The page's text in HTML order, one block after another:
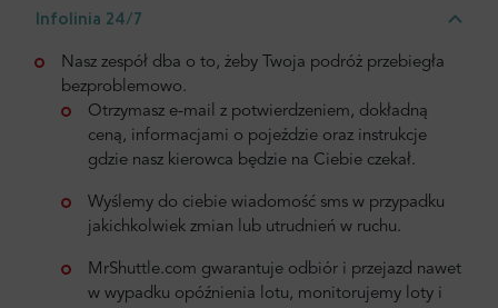
Infolinia 24/7
Nasz zespół dba o to, żeby Twoja podróż przebiegła
bezproblemowo.
Otrzymasz e-mail z potwierdzeniem, dokładną
ceną, informacjami o pojeździe oraz instrukcje
gdzie nasz kierowca będzie na Ciebie czekał.
Wyślemy do ciebie wiadomość sms w przypadku
jakichkolwiek zmian lub utrudnień w ruchu.
MrShuttle.com gwarantuje odbiór i przejazd nawet
w wypadku opóźnienia lotu, monitorujemy loty i